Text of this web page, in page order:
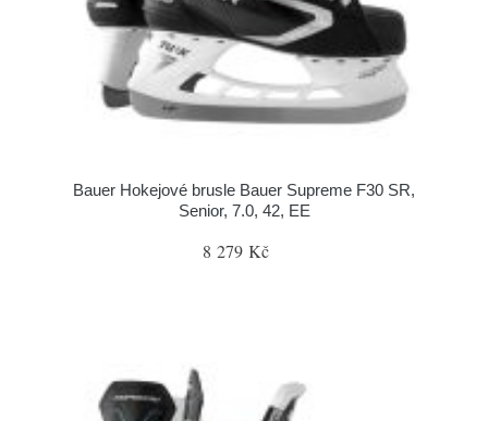
Bauer Hokejové brusle Bauer Supreme F30 SR,
Senior, 7.0, 42, EE
8 279 Kč